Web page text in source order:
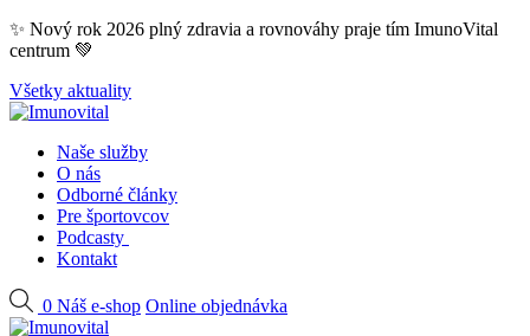
Skip
to
✨ Nový rok 2026 plný zdravia a rovnováhy praje tím ImunoVital
centrum 💚
Všetky aktuality
Naše služby
O nás
Odborné články
Pre športovcov
Podcasty
Kontakt
0 Náš e-shop Online objednávka